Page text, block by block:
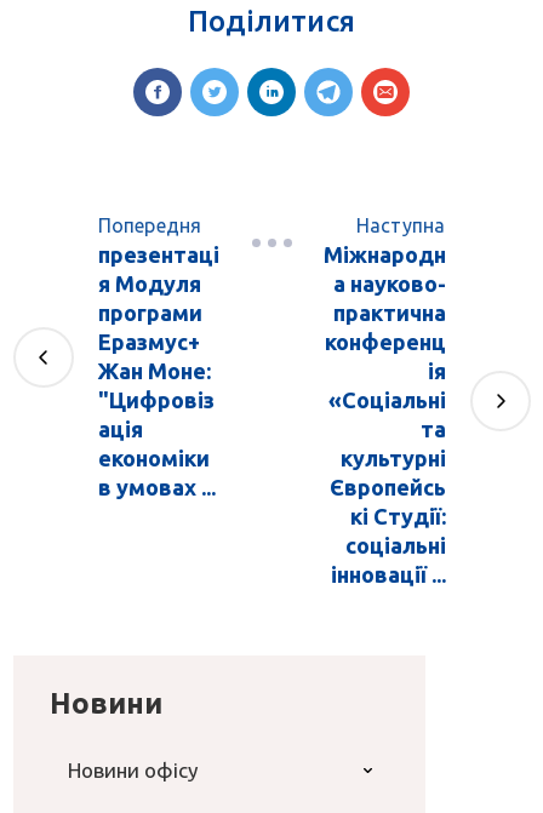
Поділитися
Попередня
презентаці
я Модуля
програми
Еразмус+
Жан Моне:
"Цифровіз
ація
економіки
в умовах ...
Наступна
Міжнародн
а науково-
практична
конференц
ія
«Соціальні
та
культурні
Європейсь
кі Студії:
соціальні
інновації ...
Новини
Новини офісу